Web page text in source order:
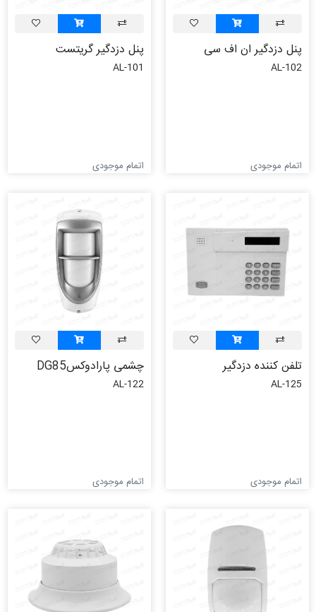
پنل دزدگیر ان اف سی
AL-102
اتمام موجودی
پنل دزدگیر گریتست
AL-101
اتمام موجودی
تلفن کننده دزدگیر
AL-125
اتمام موجودی
چشمی پارادوکسDG85
AL-122
اتمام موجودی